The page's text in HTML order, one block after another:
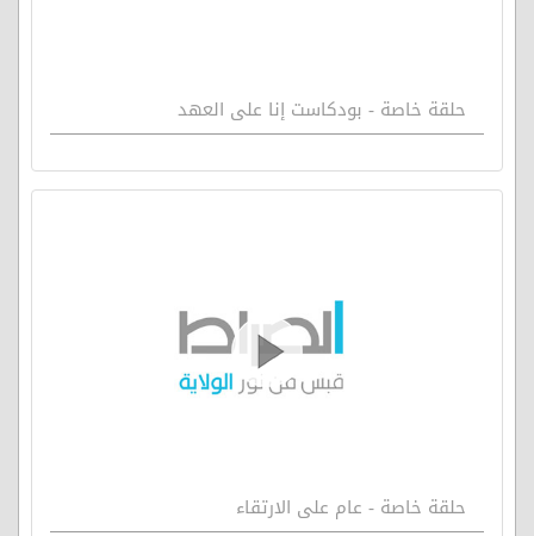
حلقة خاصة - بودكاست إنا على العهد
حلقة خاصة - عام على الارتقاء